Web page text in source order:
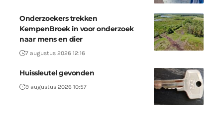
Onderzoekers trekken
KempenBroek in voor onderzoek
naar mens en dier
7 augustus 2026 12:16
Huissleutel gevonden
9 augustus 2026 10:57